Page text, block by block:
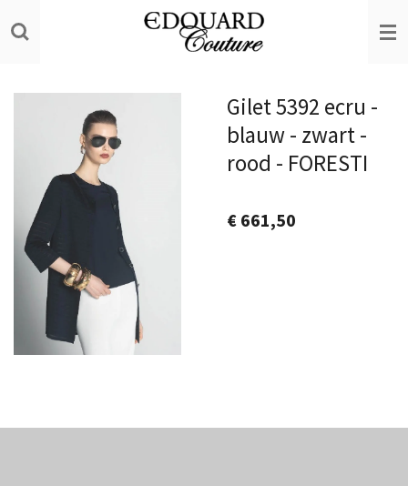
direct
Gilet 5392 ecru -
blauw - zwart -
rood - FORESTI
€ 661,50